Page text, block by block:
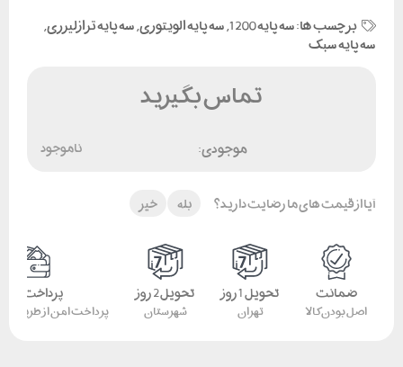
برچسب ها:سه پایه 1200 ,سه پایه الویتوری,سه پایه ترازلیزری,
سه پایه سبک
تماس بگیرید
موجودی: ناموجود
آیا از قیمت های ما رضایت دارید؟ بله خیر
ضمانت
اصل بودن کالا
تحویل 1 روز
تهران
تحویل 2 روز
شهرستان
پرداخت امن
پرداخت امن از طریق